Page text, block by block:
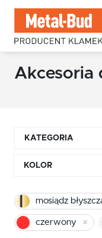
Akcesoria
KATEGORIA
Klamki kwadratowe
Klamki INOX stal
Klamki premium
KOLOR
chrom
czerwony